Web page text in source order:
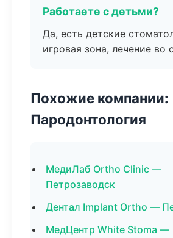
Работаете с детьми?
Да, есть детские
игровая зона, лечение во
Похожие компании:
Пародонтология
МедиЛаб Ortho Clinic —
Петрозаводск
Дентал Implant Ortho —
МедЦентр White Stoma —